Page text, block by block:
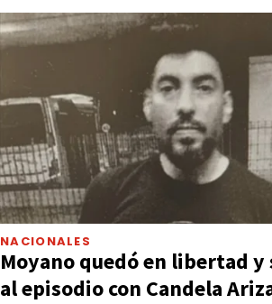
NACIONALES
Moyano quedó en libertad
al episodio con Candela